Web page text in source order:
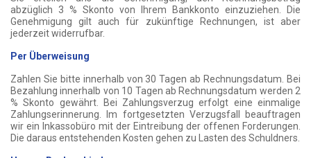
abzüglich 3 % Skonto von Ihrem Bankkonto einzuziehen. Die
Genehmigung gilt auch für zukünftige Rechnungen, ist aber
jederzeit widerrufbar.
Per Überweisung
Zahlen Sie bitte innerhalb von 30 Tagen ab Rechnungsdatum. Bei
Bezahlung innerhalb von 10 Tagen ab Rechnungsdatum werden 2
% Skonto gewährt. Bei Zahlungsverzug erfolgt eine einmalige
Zahlungserinnerung. Im fortgesetzten Verzugsfall beauftragen
wir ein Inkassobüro mit der Eintreibung der offenen Forderungen.
Die daraus entstehenden Kosten gehen zu Lasten des Schuldners.